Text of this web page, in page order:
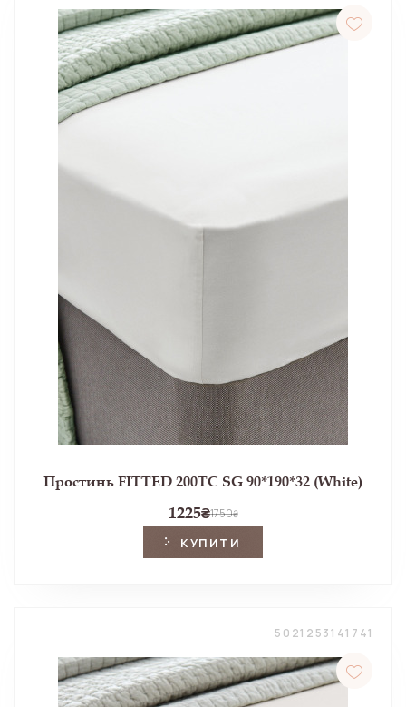
Простинь FITTED 200TC SG 90*190*32 (White)
1225₴1750₴
КУПИТИ
5021253141741